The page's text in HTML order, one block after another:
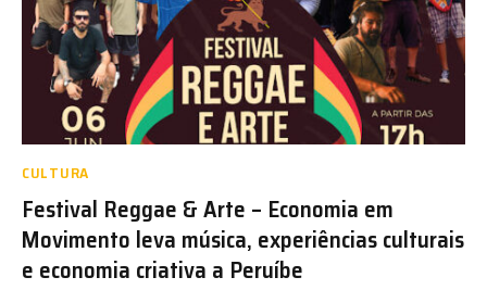
CULTURA
Festival Reggae & Arte – Economia em
Movimento leva música, experiências culturais
e economia criativa a Peruíbe